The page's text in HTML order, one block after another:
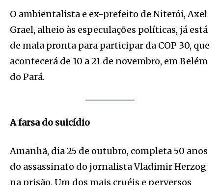
O ambientalista e ex-prefeito de Niterói, Axel
Grael, alheio às especulações políticas, já está
de mala pronta para participar da COP 30, que
acontecerá de 10 a 21 de novembro, em Belém
do Pará.
A farsa do suicídio
Amanhã, dia 25 de outubro, completa 50 anos
do assassinato do jornalista Vladimir Herzog
na prisão. Um dos mais cruéis e perversos